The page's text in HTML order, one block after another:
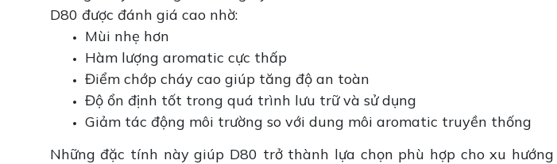
D80 được đánh giá cao nhờ:
Mùi nhẹ hơn
Hàm lượng aromatic cực thấp
Điểm chớp cháy cao giúp tăng độ an toàn
Độ ổn định tốt trong quá trình lưu trữ và sử dụng
Giảm tác động môi trường so với dung môi aromatic truyền thống
Những đặc tính này giúp D80 trở thành lựa chọn phù hợp cho xu